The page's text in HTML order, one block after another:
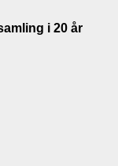
i 20 år